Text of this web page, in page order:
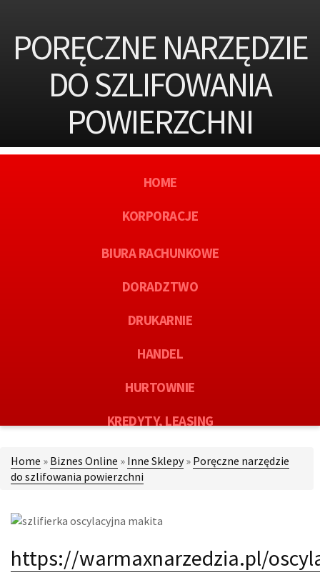
PORĘCZNE NARZĘDZIE
DO SZLIFOWANIA
POWIERZCHNI
HOME
KORPORACJE
BIURA RACHUNKOWE
DORADZTWO
DRUKARNIE
HANDEL
HURTOWNIE
KREDYTY, LEASING
OFERTY PRACY
EKOLOGIA
BANKI, PRZELEWY, WALUTY, KANTORY
USŁUGI BUDOWLANE
Home » Biznes Online » Inne Sklepy» Poręczne narzędzie
do szlifowania powierzchni
https://warmaxnarzedzia.pl/